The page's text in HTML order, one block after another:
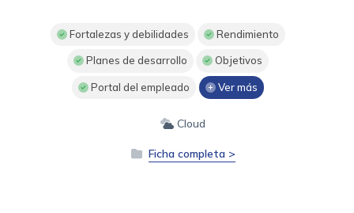
Fortalezas y debilidades Rendimiento
Planes de desarrollo Objetivos
Portal del empleado Ver más
Cloud
Ficha completa >